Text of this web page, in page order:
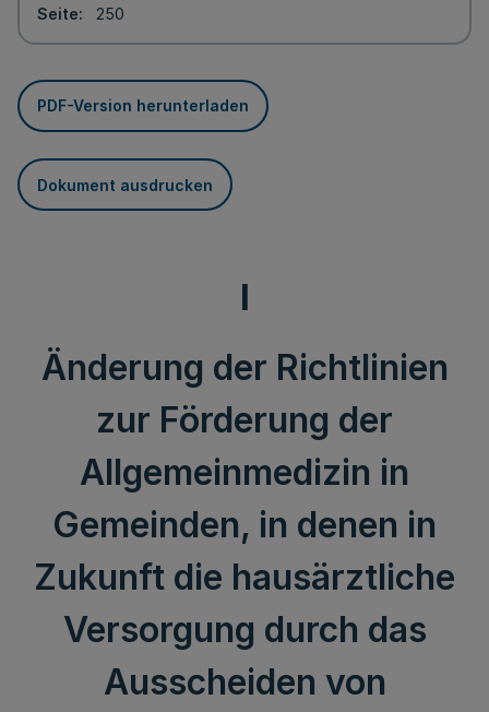
Seite
250
PDF-Version herunterladen
Dokument ausdrucken
I
Änderung der Richtlinien
zur Förderung der
Allgemeinmedizin in
Gemeinden, in denen in
Zukunft die hausärztliche
Versorgung durch das
Ausscheiden von